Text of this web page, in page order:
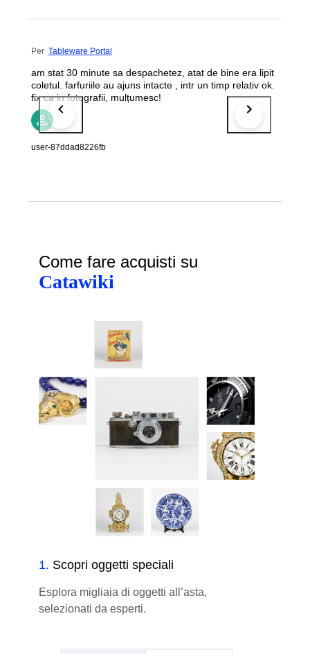
Per Tableware Portal
am stat 30 minute sa despachetez, atat de bine era lipit
coletul. farfuriile au ajuns intacte , intr un timp relativ ok.
fix ca in fotografii, mulțumesc!
user-87ddad8226fb
Come fare acquisti su
Catawiki
1. Scopri oggetti speciali
Esplora migliaia di oggetti all’asta,
selezionati da esperti.